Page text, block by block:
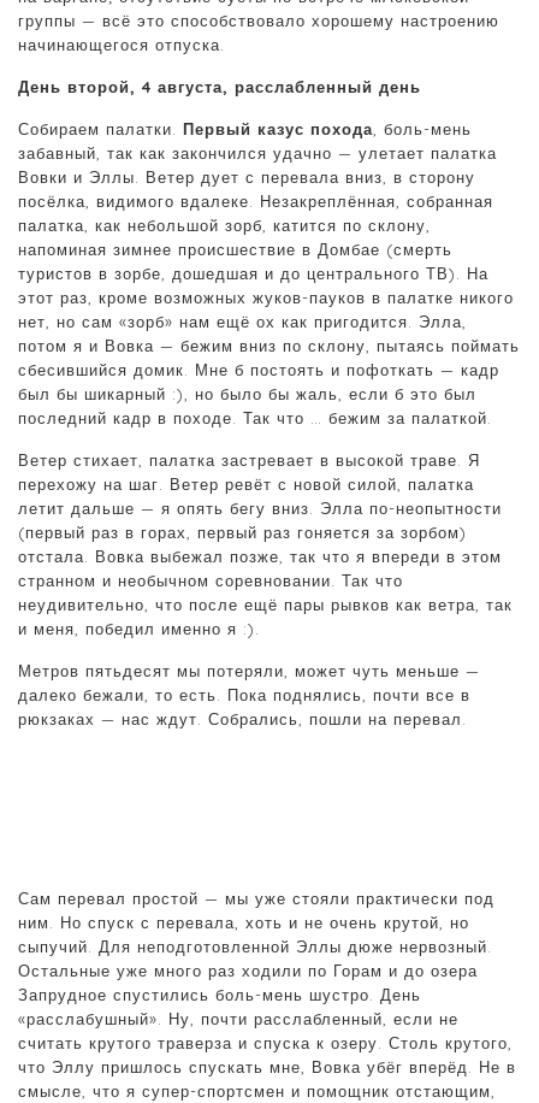
группы — всё это способствовало хорошему настроению
начинающегося отпуска.
День второй, 4 августа, расслабленный день
Собираем палатки. Первый казус похода , боль-мень
забавный, так как закончился удачно — улетает палатка
Вовки и Эллы. Ветер дует с перевала вниз, в сторону
посёлка, видимого вдалеке. Незакреплённая, собранная
палатка, как небольшой зорб, катится по склону,
напоминая зимнее происшествие в Домбае (смерть
туристов в зорбе, дошедшая и до центрального ТВ). На
этот раз, кроме возможных жуков-пауков в палатке никого
нет, но сам «зорб» нам ещё ох как пригодится. Элла,
потом я и Вовка — бежим вниз по склону, пытаясь поймать
сбесившийся домик. Мне б постоять и пофоткать — кадр
был бы шикарный :), но было бы жаль, если б это был
последний кадр в походе. Так что … бежим за палаткой.
Ветер стихает, палатка застревает в высокой траве. Я
перехожу на шаг. Ветер ревёт с новой силой, палатка
летит дальше — я опять бегу вниз. Элла по-неопытности
(первый раз в горах, первый раз гоняется за зорбом)
отстала. Вовка выбежал позже, так что я впереди в этом
странном и необычном соревновании. Так что
неудивительно, что после ещё пары рывков как ветра, так
и меня, победил именно я :).
Метров пятьдесят мы потеряли, может чуть меньше —
далеко бежали, то есть. Пока поднялись, почти все в
рюкзаках — нас ждут. Собрались, пошли на перевал.
Сам перевал простой — мы уже стояли практически под
ним. Но спуск с перевала, хоть и не очень крутой, но
сыпучий. Для неподготовленной Эллы дюже нервозный.
Остальные уже много раз ходили по Горам и до озера
Запрудное спустились боль-мень шустро. День
«расслабушный». Ну, почти расслабленный, если не
считать крутого траверза и спуска к озеру. Столь крутого,
что Эллу пришлось спускать мне, Вовка убёг вперёд. Не в
смысле, что я супер-спортсмен и помощник отстающим,